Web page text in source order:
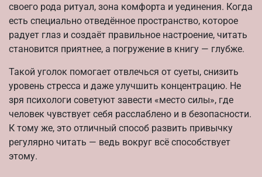
своего рода ритуал, зона комфорта и уединения. Когда
есть специально отведённое пространство, которое
радует глаз и создаёт правильное настроение, читать
становится приятнее, а погружение в книгу — глубже.
Такой уголок помогает отвлечься от суеты, снизить
уровень стресса и даже улучшить концентрацию. Не
зря психологи советуют завести «место силы», где
человек чувствует себя расслаблено и в безопасности.
К тому же, это отличный способ развить привычку
регулярно читать — ведь вокруг всё способствует
этому.